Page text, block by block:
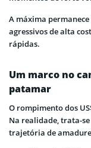
A máxima
agressivos de alta
rápidas.
Um marco no
patamar
O rompimento dos
Na realidade, trata-
trajetória de